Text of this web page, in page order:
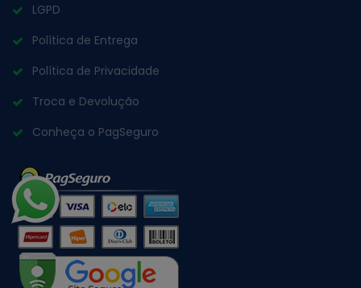
LGPD
Política de Entrega
Política de Privacidade
Troca e Devolução
Conheça o PagSeguro